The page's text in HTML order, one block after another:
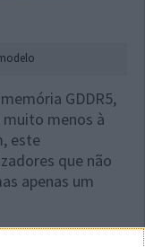
GDDR5,
menos à
este
que não
apenas um